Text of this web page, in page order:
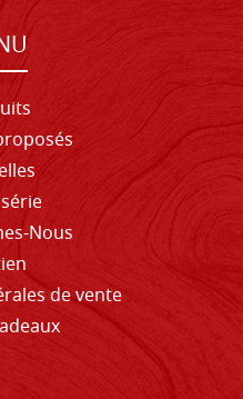
Nous
de vente